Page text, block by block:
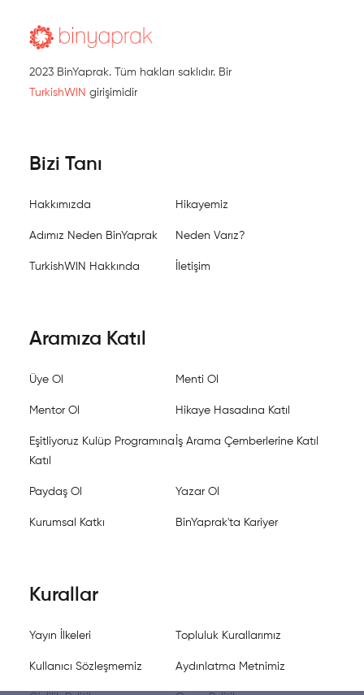
2023 BinYaprak. Tüm hakları saklıdır. Bir
TurkishWIN girişimidir
Bizi Tanı
Hakkımızda Hikayemiz
Adımız Neden BinYaprak Neden Varız?
TurkishWIN Hakkında İletişim
Aramıza Katıl
Üye Ol Menti Ol
Mentor Ol Hikaye Hasadına Katıl
Eşitliyoruz Kulüp Programına
Katıl
İş Arama Çemberlerine Katıl
Paydaş Ol Yazar Ol
Kurumsal Katkı BinYaprak'ta Kariyer
Kurallar
Yayın İlkeleri Topluluk Kurallarımız
Kullanıcı Sözleşmemiz Aydınlatma Metnimiz